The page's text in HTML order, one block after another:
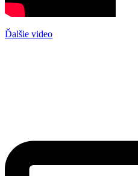
Ďalšie video